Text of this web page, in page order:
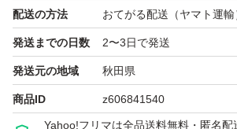
☆スムーズなお受け取りが困難な方
☆完璧な品物をお求めの方
☆神経質な方
☆味に関するクレームは一切お応えで
ご購入者様、一人一人の調理方法、調
配送の方法 おてがる配送（ヤマト運輸
発送までの日数 2〜3日で発送
発送元の地域 秋田県
商品ID z606841540
Yahoo!フリマは全品送料無料・匿名配